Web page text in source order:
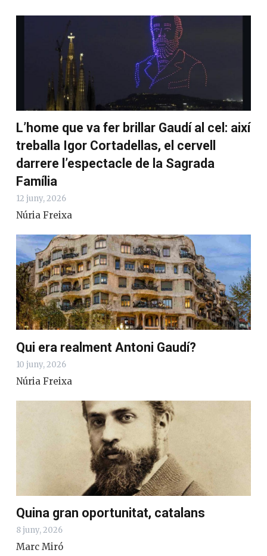
L’home que va fer brillar Gaudí al cel: així
treballa Igor Cortadellas, el cervell
darrere l’espectacle de la Sagrada
Família
12 juny, 2026
Núria Freixa
Qui era realment Antoni Gaudí?
10 juny, 2026
Núria Freixa
Quina gran oportunitat, catalans
8 juny, 2026
Marc Miró